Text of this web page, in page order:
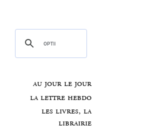
au jour le jour
la lettre hebdo
les livres, la
librairie